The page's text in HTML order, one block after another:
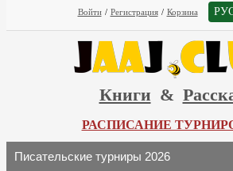
Войти / Регистрация / Корзина
Книги &
РАСПИСАНИЕ
Писательские турниры 2026